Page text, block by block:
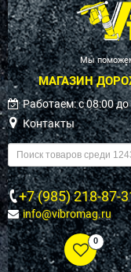
Мы
МАГАЗИН
Работаем: c 08:00
Контакты
+7 (985) 218-87-
info@vibromag.ru
0